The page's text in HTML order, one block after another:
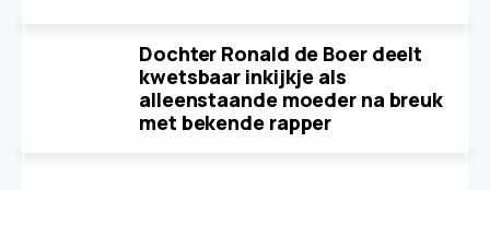
Dochter Ronald de Boer deelt
kwetsbaar inkijkje als
alleenstaande moeder na breuk
met bekende rapper